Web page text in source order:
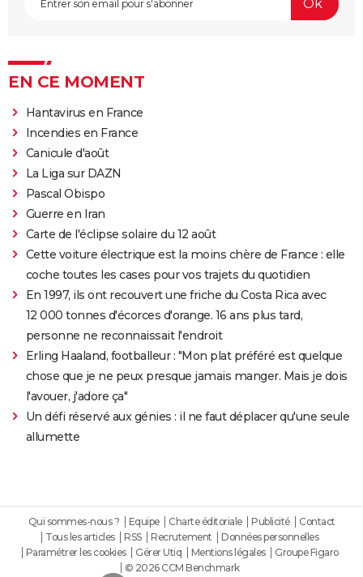
EN CE MOMENT
Hantavirus en France
Incendies en France
Canicule d'août
La Liga sur DAZN
Pascal Obispo
Guerre en Iran
Carte de l'éclipse solaire du 12 août
Cette voiture électrique est la moins chère de France : elle
coche toutes les cases pour vos trajets du quotidien
En 1997, ils ont recouvert une friche du Costa Rica avec
12 000 tonnes d'écorces d'orange. 16 ans plus tard,
personne ne reconnaissait l'endroit
Erling Haaland, footballeur : "Mon plat préféré est quelque
chose que je ne peux presque jamais manger. Mais je dois
l'avouer, j'adore ça"
Un défi réservé aux génies : il ne faut déplacer qu'une seule
allumette
Qui sommes-nous ? Equipe Charte éditoriale Publicité
Contact
Tous les articles
RSS Recrutement
Données personnelles
Paramétrer les cookies
Gérer Utiq Mentions légales
Groupe Figaro
© 2026 CCM Benchmark